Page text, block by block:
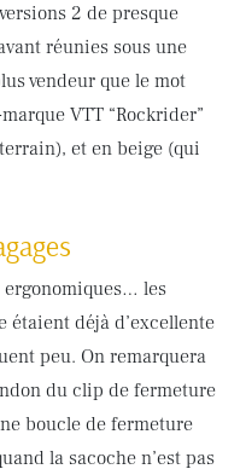
2 de presque
réunies sous une
vendeur que le mot
VTT “Rockrider”
et en beige (qui
ergonomiques… les
étaient déjà d’excellente
peu. On remarquera
du clip de fermeture
boucle de fermeture
la sacoche n’est pas